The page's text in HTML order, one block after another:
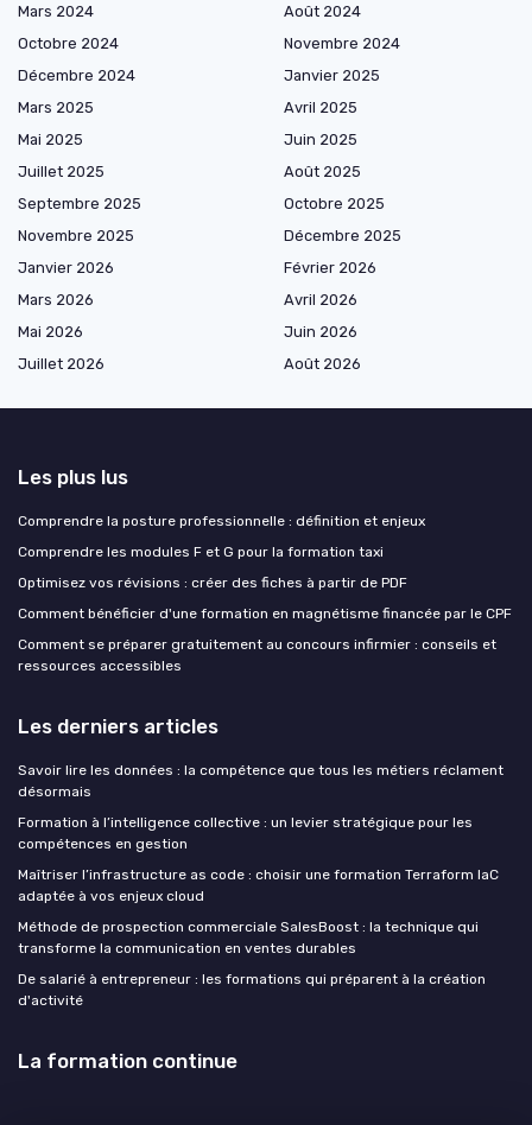
Mars 2024
Août 2024
Octobre 2024
Novembre 2024
Décembre 2024
Janvier 2025
Mars 2025
Avril 2025
Mai 2025
Juin 2025
Juillet 2025
Août 2025
Septembre 2025
Octobre 2025
Novembre 2025
Décembre 2025
Janvier 2026
Février 2026
Mars 2026
Avril 2026
Mai 2026
Juin 2026
Juillet 2026
Août 2026
Les plus lus
Comprendre la posture professionnelle : définition et enjeux
Comprendre les modules F et G pour la formation taxi
Optimisez vos révisions : créer des fiches à partir de PDF
Comment bénéficier d'une formation en magnétisme financée par le CPF
Comment se préparer gratuitement au concours infirmier : conseils et
ressources accessibles
Les derniers articles
Savoir lire les données : la compétence que tous les métiers réclament
désormais
Formation à l’intelligence collective : un levier stratégique pour les
compétences en gestion
Maîtriser l’infrastructure as code : choisir une formation Terraform IaC
adaptée à vos enjeux cloud
Méthode de prospection commerciale SalesBoost : la technique qui
transforme la communication en ventes durables
De salarié à entrepreneur : les formations qui préparent à la création
d'activité
La formation continue